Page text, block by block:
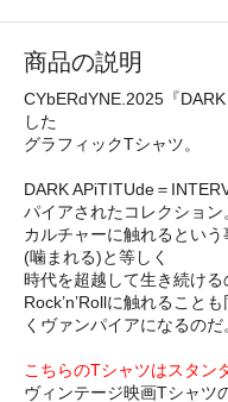
商品の説明
CYbERdYNE.2025『
した
グラフィックTシャツ。
DARK APiTITUde＝
パイアされたコレクション
カルチャーに触れるとい
(噛まれる)と等しく
時代を超越して生き続ける
Rock’n’Rollに触れること
くヴァンパイアになるのだ
こちらのTシャツはスタン
ヴィンテージ映画Tシャツ